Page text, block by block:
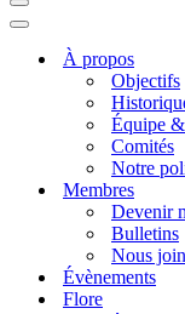
Menu
de
navigation
Menu
navigationÀ propos
Objectifs
Équipe &
Comités
Notre
Membres
Devenir
Bulletins
Nous
Évènements
Flore